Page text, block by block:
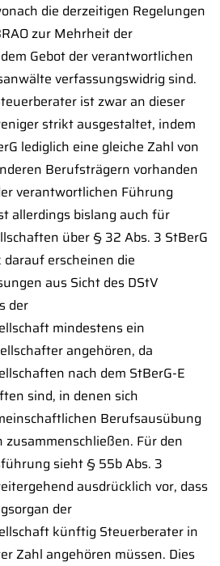
die derzeitigen Regelungen
zur Mehrheit der
Gebot der verantwortlichen
verfassungswidrig sind.
ist zwar an dieser
strikt ausgestaltet, indem
lediglich eine gleiche Zahl von
Berufsträgern vorhanden
verantwortlichen Führung
allerdings bislang auch für
über § 32 Abs. 3 StBerG
erscheinen die
aus Sicht des DStV
der
mindestens ein
angehören, da
nach dem StBerG-E
sind, in denen sich
Berufsausübung
Für den
sieht § 55b Abs. 3
ausdrücklich vor, dass
der
künftig Steuerberater in
Zahl angehören müssen. Dies